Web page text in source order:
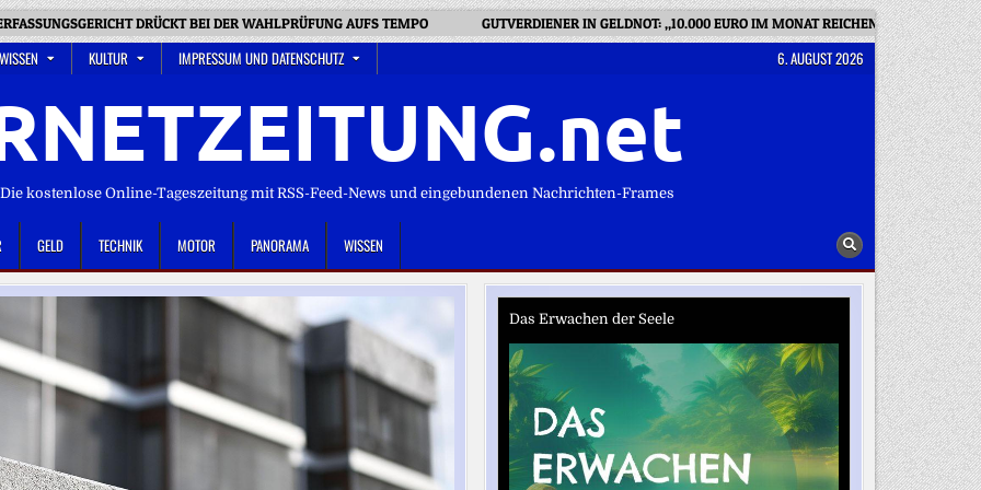
DRÜCKT BEI DER WAHLPRÜFUNG AUFS TEMPO GUTVERDIENER IN GELDNOT: „10.000 EURO IM MONAT REICHEN NICHT – WAS
KULTUR IMPRESSUM UND DATENSCHUTZ 6. AUGUST 2026
kostenlose Online-Tageszeitung mit RSS-Feed-News und eingebundenen Nachrichten-Frames
GELD TECHNIK MOTOR PANORAMA WISSEN
Das Erwachen der Seele